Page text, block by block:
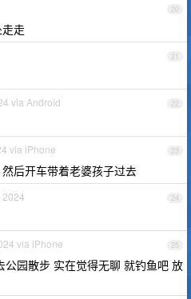
20
走
21
22
via Android
23
via iPhone
后开车带着老婆孩子过去
24
2024
25
via iPhone
园散步 实在觉得无聊 就钓鱼吧 放